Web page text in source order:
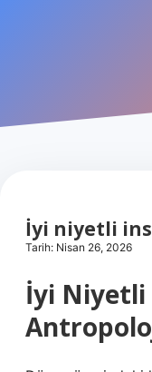
Hakkımızda
İyi niyetli
Tarih: Nisan 26, 2026
İyi Niyetli